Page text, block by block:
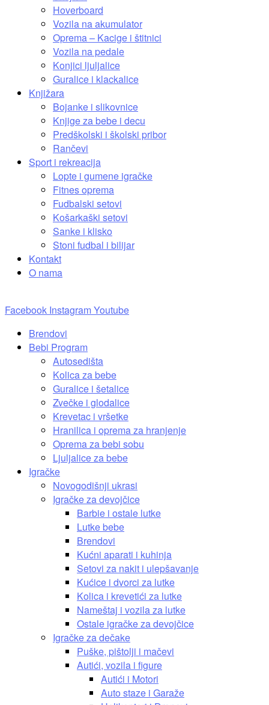
Hoverboard
Vozila na akumulator
Oprema – Kacige i štitnici
Vozila na pedale
Konjici ljuljalice
Guralice i klackalice
Knjižara
Bojanke i slikovnice
Knjige za bebe i decu
Predškolski i školski pribor
Rančevi
Sport i rekreacija
Lopte i gumene igračke
Fitnes oprema
Fudbalski setovi
Košarkaški setovi
Sanke i klisko
Stoni fudbal i bilijar
Kontakt
O nama
Facebook InstagramYoutube
Brendovi
Bebi Program
Autosedišta
Kolica za bebe
Guralice i šetalice
Zvečke i glodalice
Krevetac i vršetke
Hranilica i oprema za hranjenje
Oprema za bebi sobu
Ljuljalice za bebe
Igračke
Novogodišnji ukrasi
Igračke za devojčice
Barbie i ostale lutke
Lutke bebe
Brendovi
Kućni aparati i kuhinja
Setovi za nakit i ulepšavanje
Kućice i dvorci za lutke
Kolica i krevetići za lutke
Nameštaj i vozila za lutke
Ostale igračke za devojčice
Igračke za dečake
Puške, pištolji i mačevi
Autići, vozila i figure
Autići i Motori
Auto staze i Garaže